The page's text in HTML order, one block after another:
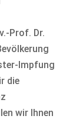
Prof. Dr.
Impfung
die
wir Ihnen